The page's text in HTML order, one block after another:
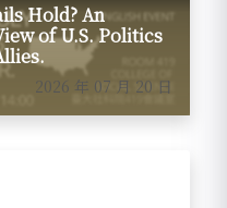
Hold? An
of U.S. Politics
2026 年 07 月 20 日